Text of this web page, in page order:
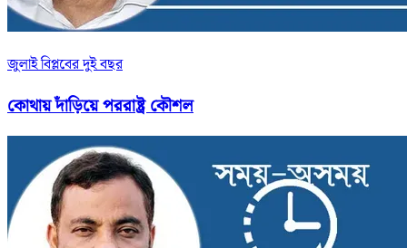
জুলাই বিপ্লবের দুই বছর
কোথায় দাঁড়িয়ে পররাষ্ট্র কৌশল